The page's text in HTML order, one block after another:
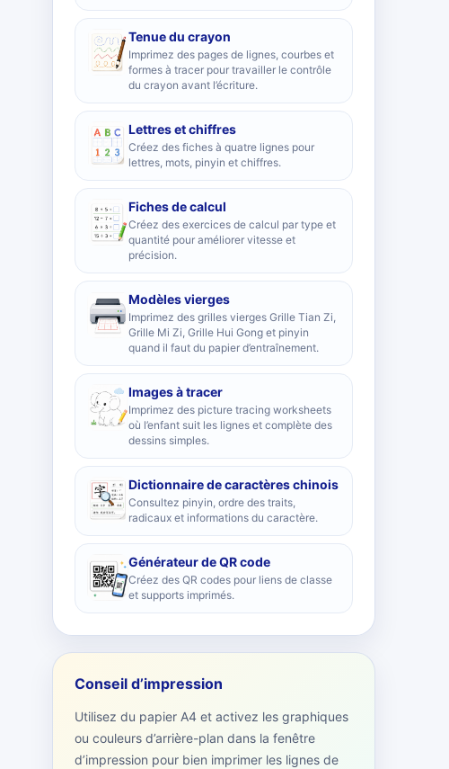
Tenue du crayon
Imprimez des pages de lignes, courbes et
formes à tracer pour travailler le contrôle
du crayon avant l’écriture.
Lettres et chiffres
Créez des fiches à quatre lignes pour
lettres, mots, pinyin et chiffres.
Fiches de calcul
Créez des exercices de calcul par type et
quantité pour améliorer vitesse et
précision.
Modèles vierges
Imprimez des grilles vierges Grille Tian Zi,
Grille Mi Zi, Grille Hui Gong et pinyin
quand il faut du papier d’entraînement.
Images à tracer
Imprimez des picture tracing worksheets
où l’enfant suit les lignes et complète des
dessins simples.
Dictionnaire de caractères chinois
Consultez pinyin, ordre des traits,
radicaux et informations du caractère.
Générateur de QR code
Créez des QR codes pour liens de classe
et supports imprimés.
Conseil d’impression
Utilisez du papier A4 et activez les graphiques
ou couleurs d’arrière-plan dans la fenêtre
d’impression pour bien imprimer les lignes de